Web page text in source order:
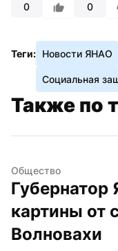
0 0
Теги: Новости ЯНАО
Социальная
Также по
Общество
Губернатор
картины от
Волновахи